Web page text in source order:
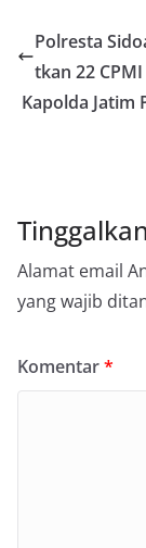
Polresta
tkan 22 CPMI
Kapolda Jatim
Alamat email
yang wajib
Komentar*